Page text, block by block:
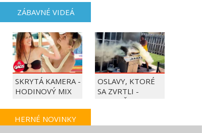
ZÁBAVNÉ VIDEÁ
SKRYTÁ KAMERA -
HODINOVÝ MIX
OSLAVY, KTORÉ
SA ZVRTLI -
NAJLEPŠIE
HERNÉ NOVINKY